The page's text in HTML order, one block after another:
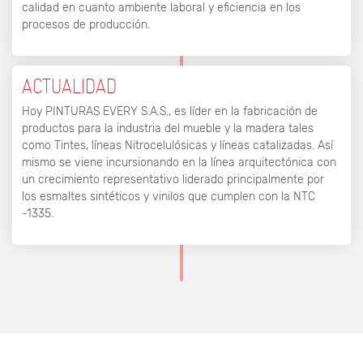
calidad en cuanto ambiente laboral y eficiencia en los
procesos de producción.
ACTUALIDAD
Hoy PINTURAS EVERY S.A.S., es líder en la fabricación de
productos para la industria del mueble y la madera tales
como Tintes, líneas Nitrocelulósicas y líneas catalizadas. Así
mismo se viene incursionando en la línea arquitectónica con
un crecimiento representativo liderado principalmente por
los esmaltes sintéticos y vinilos que cumplen con la NTC
-1335.